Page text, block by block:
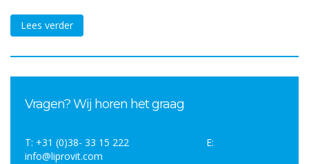
Vragen? Wij horen het graag
T: +31 (0)38- 33 15 222 E:
info@liprovit.com
Lees verder